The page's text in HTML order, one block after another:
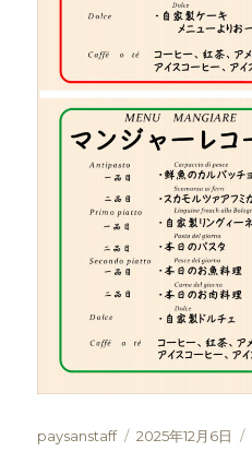
投
paysanstaff
投
2025年12月6日